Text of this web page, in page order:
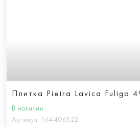
Плитка Pietra Lavica Fuligo
В наличии
Артикул: 164406822